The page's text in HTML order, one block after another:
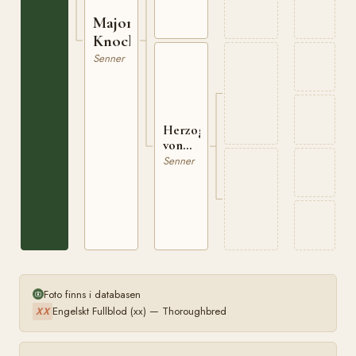
Major
Knoch
Senner
Herzogin
von
Bernburg
Senner
Foto finns i databasen
XX Engelskt Fullblod (xx) — Thoroughbred